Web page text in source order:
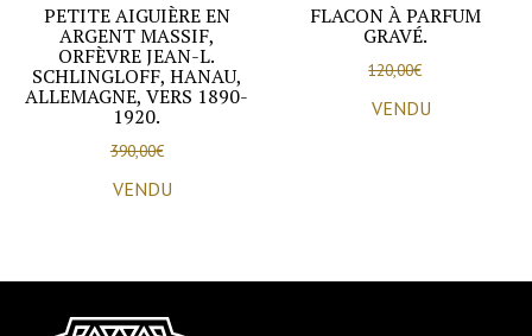
PETITE AIGUIÈRE EN
ARGENT MASSIF,
ORFÈVRE JEAN-L.
SCHLINGLOFF, HANAU,
ALLEMAGNE, VERS 1890-
1920.
390,00€
VENDU
FLACON À PARFUM
GRAVÉ.
120,00€
VENDU